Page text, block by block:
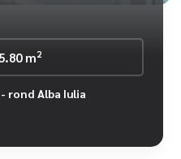
m2
rond Alba Iulia